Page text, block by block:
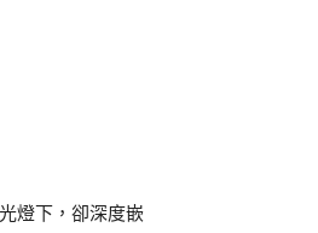
燈下，卻深度嵌